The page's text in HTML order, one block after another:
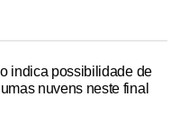
indica possibilidade de
nuvens neste final